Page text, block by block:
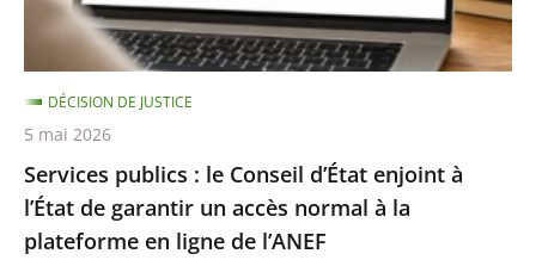
l’État
de
garantir
un
accès
normal
à
Services publics : le Conseil d’État enjoint à
l’État de garantir un accès normal à la
plateforme en ligne de l’ANEF
DÉCISION DE JUSTICE
5 mai 2026